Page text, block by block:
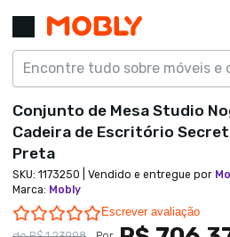
Conjunto de Mesa Studio
Cadeira de Escritório
Preta
SKU: 1173250 | Vendido e entregue por
Marca: Mobly
0.0 star rating
Escrever avaliação